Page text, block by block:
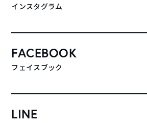
インスタグラム
FACEBOOK
フェイスブック
LINE